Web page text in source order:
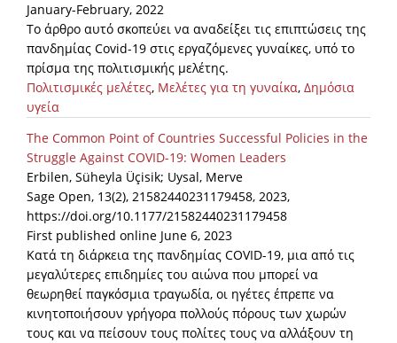
January-February, 2022
Το άρθρο αυτό σκοπεύει να αναδείξει τις επιπτώσεις της
πανδημίας Covid-19 στις εργαζόμενες γυναίκες, υπό το
πρίσμα της πολιτισμικής μελέτης.
Πολιτισμικές μελέτες, Μελέτες για τη γυναίκα, Δημόσια
υγεία
The Common Point of Countries Successful Policies in the
Struggle Against COVID-19: Women Leaders
Erbilen, Süheyla Üçisik; Uysal, Merve
Sage Open, 13(2), 21582440231179458, 2023,
https://doi.org/10.1177/21582440231179458
First published online June 6, 2023
Κατά τη διάρκεια της πανδημίας COVID-19, μια από τις
μεγαλύτερες επιδημίες του αιώνα που μπορεί να
θεωρηθεί παγκόσμια τραγωδία, οι ηγέτες έπρεπε να
κινητοποιήσουν γρήγορα πολλούς πόρους των χωρών
τους και να πείσουν τους πολίτες τους να αλλάξουν τη